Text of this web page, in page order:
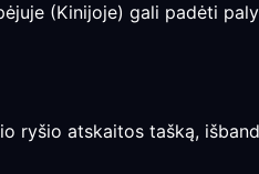
(Kinijoje) gali padėti
ryšio atskaitos tašką,